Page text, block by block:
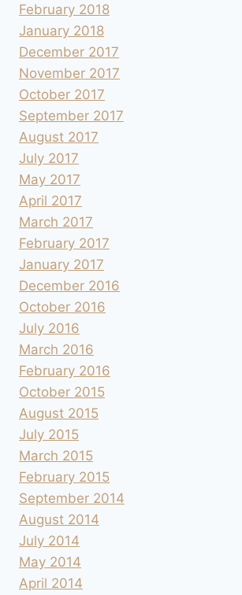
February 2018
January 2018
December 2017
November 2017
October 2017
September 2017
August 2017
July 2017
May 2017
April 2017
March 2017
February 2017
January 2017
December 2016
October 2016
July 2016
March 2016
February 2016
October 2015
August 2015
July 2015
March 2015
February 2015
September 2014
August 2014
July 2014
May 2014
April 2014